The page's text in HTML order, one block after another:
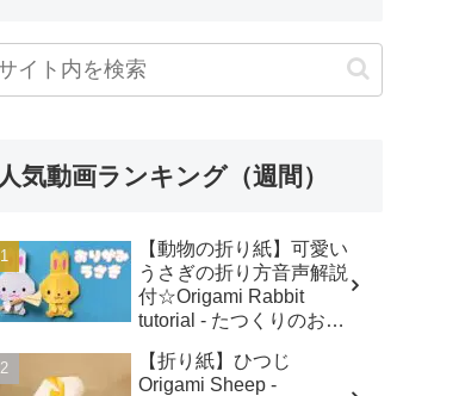
人気動画ランキング（週間）
【動物の折り紙】可愛い
うさぎの折り方音声解説
付☆Origami Rabbit
tutorial - たつくりのおり
【折り紙】ひつじ
Origami Sheep -